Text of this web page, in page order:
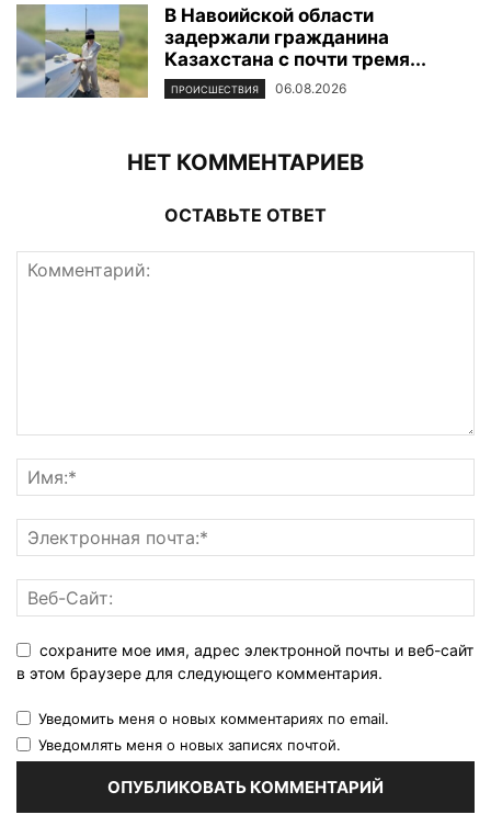
В Навоийской области
задержали гражданина
Казахстана с почти тремя...
ПРОИСШЕСТВИЯ 06.08.2026
НЕТ КОММЕНТАРИЕВ
ОСТАВЬТЕ ОТВЕТ
сохраните мое имя, адрес электронной почты и веб-сайт
в этом браузере для следующего комментария.
Уведомить меня о новых комментариях по email.
Уведомлять меня о новых записях почтой.